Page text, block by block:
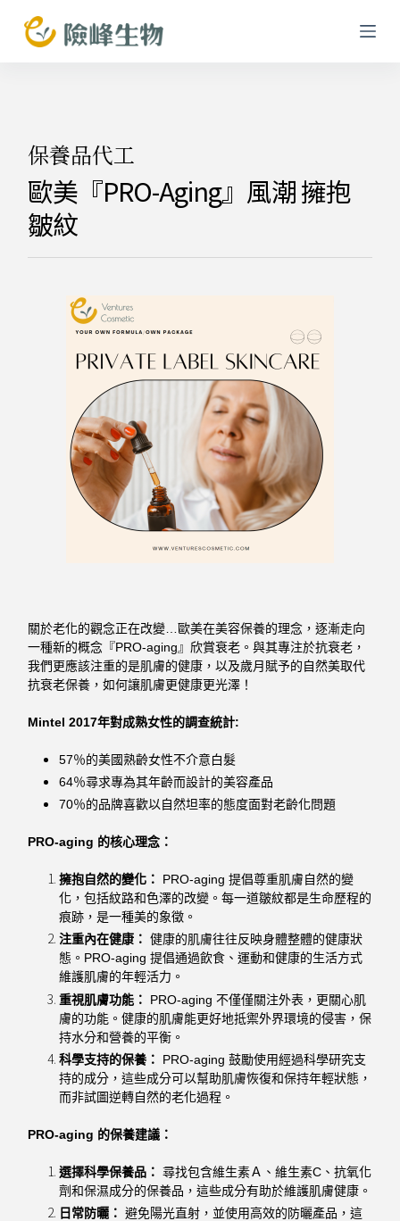
跳
至
保養品代工
歐美『PRO-Aging』風潮 擁抱
皺紋
關於老化的觀念正在改變…歐美在美容保養的理念，逐漸走向
一種新的概念『PRO-aging』欣賞衰老。與其專注於抗衰老，
我們更應該注重的是肌膚的健康，以及歲月賦予的自然美取代
抗衰老保養，如何讓肌膚更健康更光澤！
Mintel 2017年對成熟女性的調查統計:
57％的美國熟齡女性不介意白髮
64％尋求專為其年齡而設計的美容產品
70％的品牌喜歡以自然坦率的態度面對老齡化問題
PRO-aging 的核心理念：
擁抱自然的變化：
PRO-aging 提倡尊重肌膚自然的變
化，包括紋路和色澤的改變。每一道皺紋都是生命歷程的
痕跡，是一種美的象徵。
注重內在健康： 健康的肌膚往往反映身體整體的健康狀
態。PRO-aging 提倡通過飲食、運動和健康的生活方式
維護肌膚的年輕活力。
重視肌膚功能：
PRO-aging 不僅僅關注外表，更關心肌
膚的功能。健康的肌膚能更好地抵禦外界環境的侵害，保
持水分和營養的平衡。
科學支持的保養：
PRO-aging 鼓勵使用經過科學研究支
持的成分，這些成分可以幫助肌膚恢復和保持年輕狀態，
而非試圖逆轉自然的老化過程。
PRO-aging 的保養建議：
選擇科學保養品： 尋找包含維生素Ａ、維生素C、抗氧化
劑和保濕成分的保養品，這些成分有助於維護肌膚健康。
日常防曬： 避免陽光直射，並使用高效的防曬產品，這